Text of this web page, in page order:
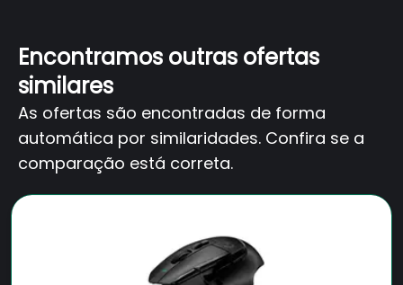
Encontramos outras ofertas
similares
As ofertas são encontradas de forma
automática por similaridades. Confira se a
comparação está correta.